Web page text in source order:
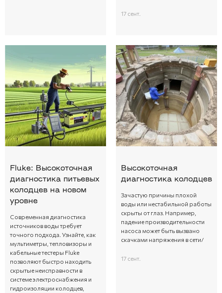
17 сент.
Fluke: Высокоточная
диагностика питьевых
колодцев на новом
уровне
Современная диагностика
источников воды требует
точного подхода. Узнайте, как
мультиметры, тепловизоры и
кабельные тестеры Fluke
позволяют быстро находить
скрытые неисправности в
системе электроснабжения и
гидроизоляции колодцев,
Высокоточная
диагностика колодцев
Зачастую причины плохой
воды или нестабильной работы
скрыты от глаз. Например,
падение производительности
насоса может быть вызвано
скачками напряжения в сети/
17 сент.